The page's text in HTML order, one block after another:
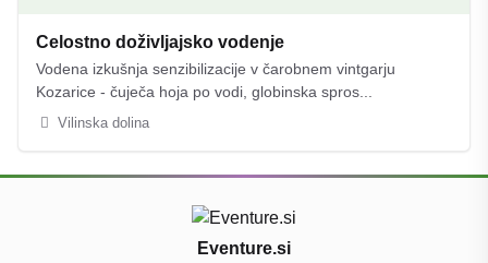
Celostno doživljajsko vodenje
Vodena izkušnja senzibilizacije v čarobnem vintgarju
Kozarice - čuječa hoja po vodi, globinska spros...
Vilinska dolina
Eventure.si